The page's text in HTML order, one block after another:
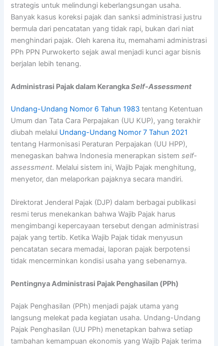
strategis untuk melindungi keberlangsungan usaha.
Banyak kasus koreksi pajak dan sanksi administrasi justru
bermula dari pencatatan yang tidak rapi, bukan dari niat
menghindari pajak. Oleh karena itu, memahami administrasi
PPh PPN Purwokerto sejak awal menjadi kunci agar bisnis
berjalan lebih tenang.
Administrasi Pajak dalam KerangkaSelf-Assessment
Undang-Undang Nomor 6 Tahun 1983 tentang Ketentuan
Umum dan Tata Cara Perpajakan (UU KUP), yang terakhir
diubah melalui Undang-Undang Nomor 7 Tahun 2021
tentang Harmonisasi Peraturan Perpajakan (UU HPP),
menegaskan bahwa Indonesia menerapkan sistemself-
assessment. Melalui sistem ini, Wajib Pajak menghitung,
menyetor, dan melaporkan pajaknya secara mandiri.
Direktorat Jenderal Pajak (DJP) dalam berbagai publikasi
resmi terus menekankan bahwa Wajib Pajak harus
mengimbangi kepercayaan tersebut dengan administrasi
pajak yang tertib. Ketika Wajib Pajak tidak menyusun
pencatatan secara memadai, laporan pajak berpotensi
tidak mencerminkan kondisi usaha yang sebenarnya.
Pentingnya Administrasi Pajak Penghasilan (PPh)
Pajak Penghasilan (PPh) menjadi pajak utama yang
langsung melekat pada kegiatan usaha. Undang-Undang
Pajak Penghasilan (UU PPh) menetapkan bahwa setiap
tambahan kemampuan ekonomis yang Wajib Pajak terima